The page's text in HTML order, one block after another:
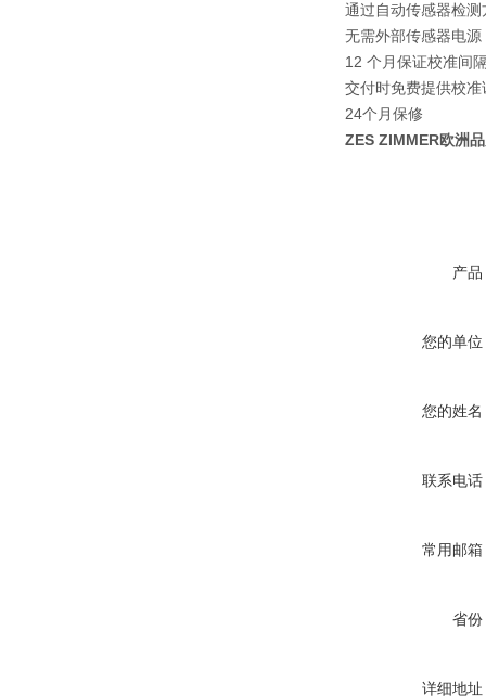
通过自动传感器检测
无需外部传感器电源
12 个月保证校准间
交付时免费提供校准
24个月保修
ZES ZIMMER欧洲
产品
您的单位
您的姓名
联系电话
常用邮箱
省份
详细地址